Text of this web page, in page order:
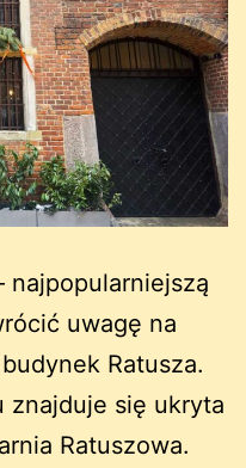
najpopularniejszą
uwagę na
Ratusza.
znajduje się ukryta
Ratuszowa.